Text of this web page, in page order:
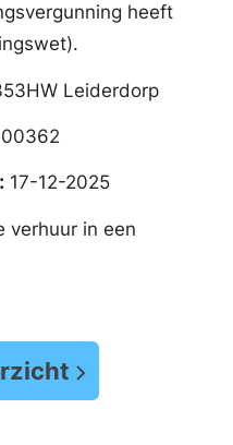
heeft
Leiderdorp
17-12-2025
verhuur in een